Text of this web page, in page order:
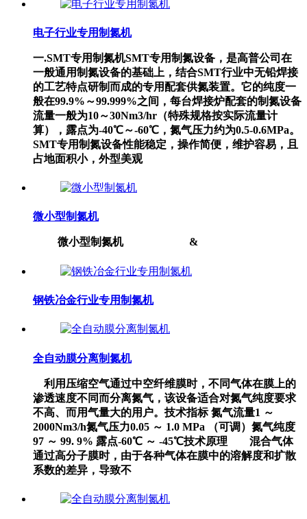
电子行业专用制氮机
一.SMT专用制氮机SMT专用制氮设备，是高普公司在
一般通用制氮设备的基础上，结合SMT行业中无铅焊接
的工艺特点研制而成的专用配套供氮装置。它的纯度一
般在99.9%～99.999%之间，每台焊接炉配套的制氮设备
流量一般为10～30Nm3/hr（特殊规格按实际流量计
算），露点为-40℃～-60℃，氮气压力约为0.5-0.6MPa。
SMT专用制氮设备性能稳定，操作简便，维护容易，且
占地面积小，外型美观
微小型制氮机
微小型制氮机 &
钢铁冶金行业专用制氮机
全自动膜分离制氮机
利用压缩空气通过中空纤维膜时，不同气体在膜上的
渗透速度不同而分离氮气，该设备适合对氮气纯度要求
不高、而用气量大的用户。技术指标 氮气流量1 ～
2000Nm3/h氮气压力0.05 ～ 1.0 MPa （可调）氮气纯度
97 ～ 99. 9% 露点-60℃ ～ -45℃技术原理 混合气体
通过高分子膜时，由于各种气体在膜中的溶解度和扩散
系数的差异，导致不